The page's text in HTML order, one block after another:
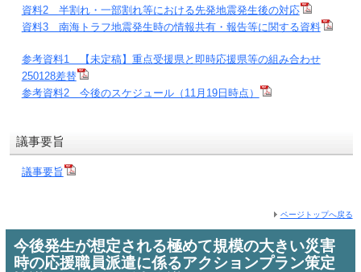
資料2＿半割れ・一部割れ等における先発地震発生後の対応
資料3＿南海トラフ地震発生時の情報共有・報告等に関する資料
参考資料1 【未定稿】重点受援県と即時応援県等の組み合わせ
250128差替
参考資料2＿今後のスケジュール（11月19日時点）
議事要旨
議事要旨
ページトップへ戻る
今後発生が想定される極めて規模の大きい災害
時の応援職員派遣に係るアクションプラン策定